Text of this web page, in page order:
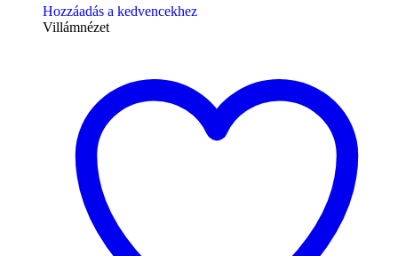
Hozzáadás a kedvencekhez
Villámnézet